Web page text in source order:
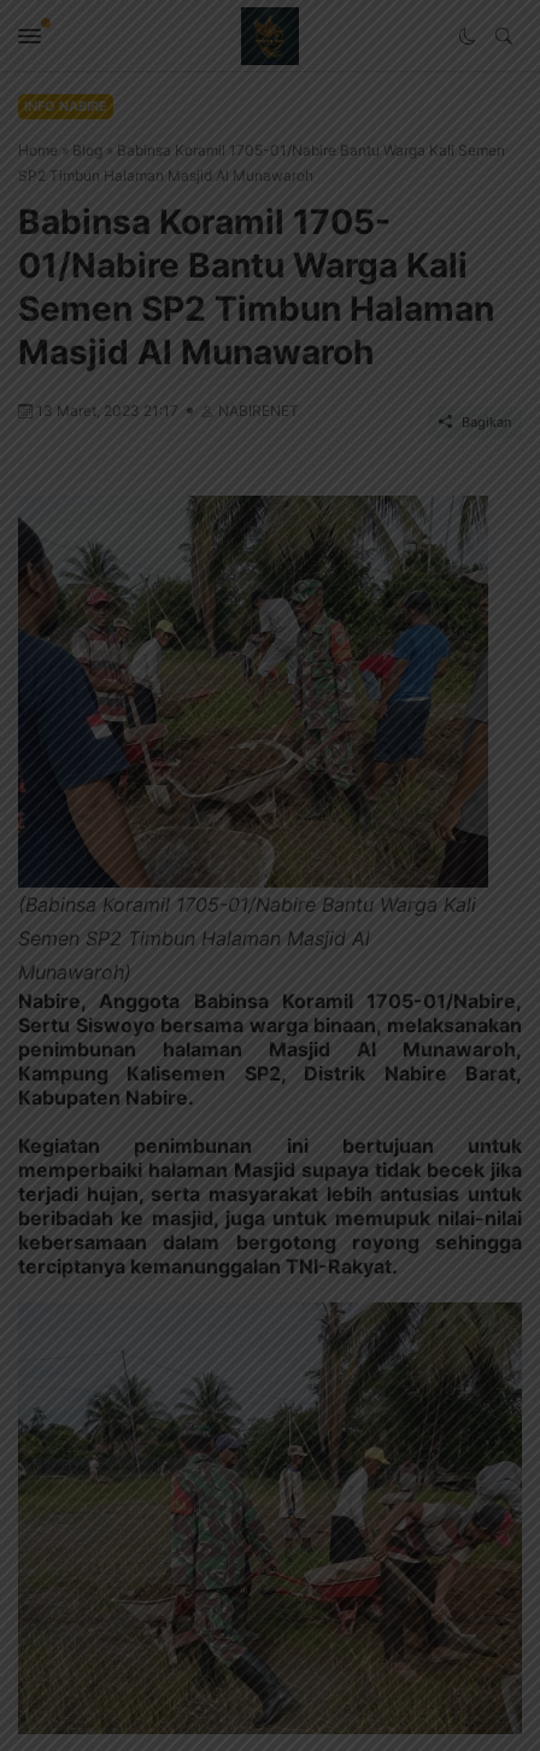
INFO NABIRE
Home » Blog » Babinsa Koramil 1705-01/Nabire Bantu Warga Kali Semen
SP2 Timbun Halaman Masjid Al Munawaroh
Babinsa Koramil 1705-
01/Nabire Bantu Warga Kali
Semen SP2 Timbun Halaman
Masjid Al Munawaroh
13 Maret, 2023 21:17 NABIRENET
Bagikan
(Babinsa Koramil 1705-01/Nabire Bantu Warga Kali
Semen SP2 Timbun Halaman Masjid Al
Munawaroh)
Nabire, Anggota Babinsa Koramil 1705-01/Nabire,
Sertu Siswoyo bersama warga binaan, melaksanakan
penimbunan halaman Masjid Al Munawaroh,
Kampung Kalisemen SP2, Distrik Nabire Barat,
Kabupaten Nabire.
Kegiatan penimbunan ini bertujuan untuk
memperbaiki halaman Masjid supaya tidak becek jika
terjadi hujan, serta masyarakat lebih antusias untuk
beribadah ke masjid, juga untuk memupuk nilai-nilai
kebersamaan dalam bergotong royong sehingga
terciptanya kemanunggalan TNI-Rakyat.